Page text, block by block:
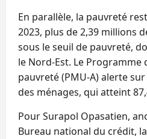
En parallèle, la pauvreté
2023, plus de 2,39 millions
sous le seuil de pauvreté,
le Nord-Est. Le Programme
pauvreté (PMU-A) alerte
des ménages, qui atteint
Pour Surapol Opasatien,
Bureau national du crédit,